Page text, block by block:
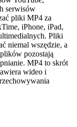
serwisów
pliki MP4 za
iPhone, iPad,
Pliki
niemal wszędzie, a
pozostają
MP4 to skrót
wideo i